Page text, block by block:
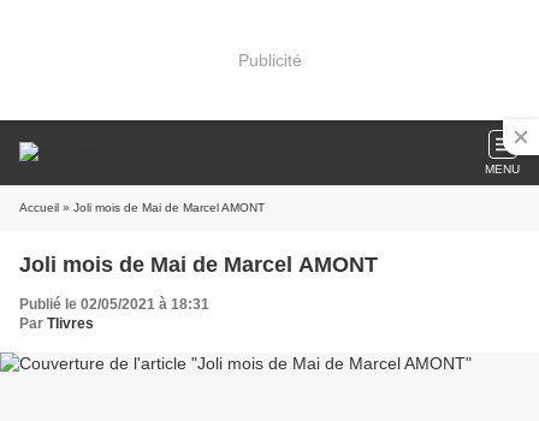
Publicité
MENU
Accueil » Joli mois de Mai de Marcel AMONT
Joli mois de Mai de Marcel AMONT
Publié le 02/05/2021 à 18:31
Par Tlivres